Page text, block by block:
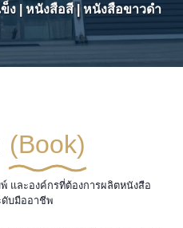
ง | หนังสือสี | หนังสือขาวดำ
(Book)
และองค์กรที่ต้องการผลิตหนังสือ
บมืออาชีพ